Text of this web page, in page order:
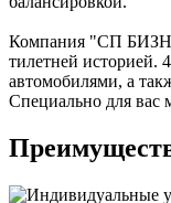
Компания "СП
тилетней историей.
автомобилями, а
Специально для вас